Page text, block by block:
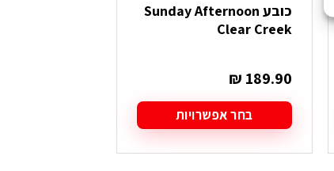
כובע Sunday Afternoon
Clear Creek
₪ 189.90
בחר אפשרויות
למוצר
זה